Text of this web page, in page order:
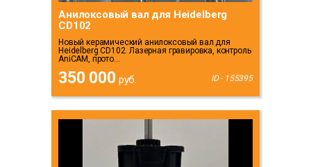
Анилоксовый вал для Heidelberg
CD102
Новый керамический анилоксовый вал для
Heidelberg CD102. Лазерная гравировка, контроль
AniCAM, прото...
350 000 руб. ID - 155395